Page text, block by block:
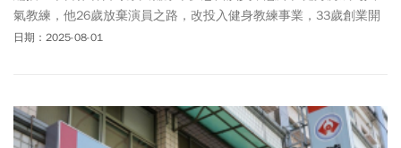
氣教練，他26歲放棄演員之路，改投入健身教練事業，33歲創業開
第一家工作室，現在是多家健身房的老闆。日野原大輔原指出，賺
點醒他的是，被一位女性顧客提醒：「既然目標客群是女性，廁所
的馬桶蓋應該放下來吧？」才驚覺自己完全沒有站在顧客的角度思
日期：2025-08-01